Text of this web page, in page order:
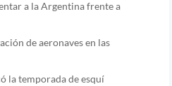
a la Argentina frente a
de aeronaves en las
la temporada de esquí